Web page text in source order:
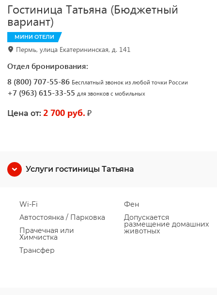
Гостиница Татьяна (Бюджетный
вариант)
МИНИ ОТЕЛИ
Пермь, улица Екатерининская, д. 141
Отдел бронирования:
8 (800) 707-55-86 Бесплатный звонок из любой точки России
+7 (963) 615-33-55 для звонков с мобильных
Цена от: 2 700 руб. ₽
Услуги гостиницы Татьяна
Wi-Fi
Автостоянка / Парковка
Прачечная или
Химчистка
Трансфер
Фен
Допускается
размещение домашних
животных